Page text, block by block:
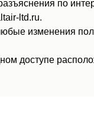
по
ltd.ru.
изменения
доступе